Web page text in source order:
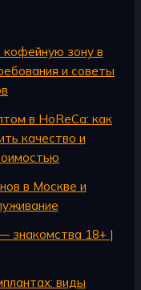
зону в
и советы
в HoReCa: как
качество и
в Москве и
знакомства 18+ |
виды